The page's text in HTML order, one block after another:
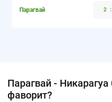
Парагвай 2 :
Парагвай -
фаворит?